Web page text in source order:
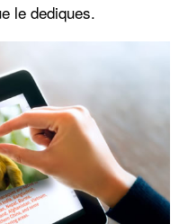
le dediques.